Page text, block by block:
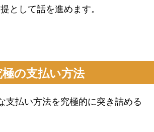
として話を進めます。
の支払い方法
支払い方法を究極的に突き詰める